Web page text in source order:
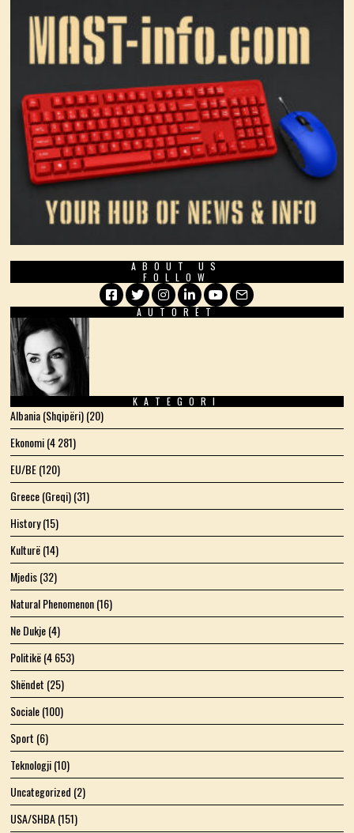
ABOUT US
FOLLOW
Facebook
TwitterInstagram
LinkedIn
YouTube
Email
AUTORËT
KATEGORI
Albania (Shqipëri)(20)
Ekonomi(4 281)
EU/BE(120)
Greece (Greqi)(31)
History(15)
Kulturë(14)
Mjedis(32)
Natural Phenomenon(16)
Ne Dukje(4)
Politikë(4 653)
Shëndet (25)
Sociale(100)
Sport (6)
Teknologji(10)
Uncategorized (2)
USA/SHBA(151)